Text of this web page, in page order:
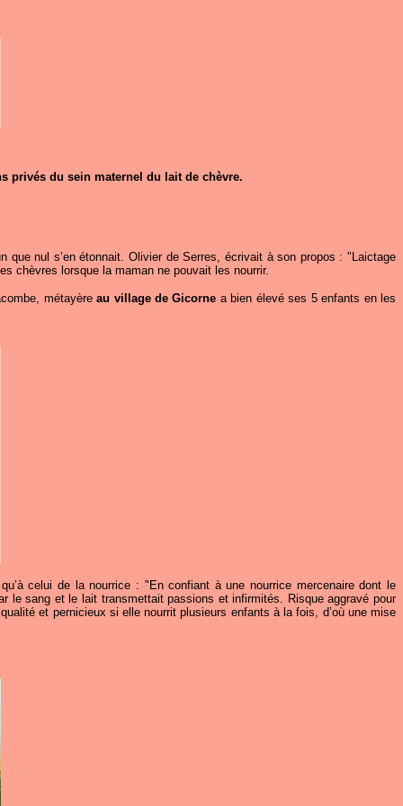
privés du sein maternel du lait de chèvre.
que nul s’en étonnait. Olivier de Serres, écrivait à son propos : "Laictage
chèvres lorsque la maman ne pouvait les nourrir.
métayèreau village de Gicorne a bien élevé ses 5 enfants en les
celui de la nourrice : "En confiant à une nourrice mercenaire dont le
le sang et le lait transmettait passions et infirmités. Risque aggravé pour
et pernicieux si elle nourrit plusieurs enfants à la fois, d’où une mise